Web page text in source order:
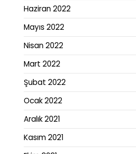
Haziran 2022
Mayıs 2022
Nisan 2022
Mart 2022
Şubat 2022
Ocak 2022
Aralık 2021
Kasım 2021